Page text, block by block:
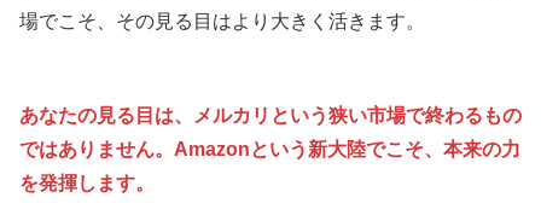
場でこそ、その見る目はより大きく活きます。
あなたの見る目は、メルカリという狭い市場で終わるもの
ではありません。Amazonという新大陸でこそ、本来の力
を発揮します。